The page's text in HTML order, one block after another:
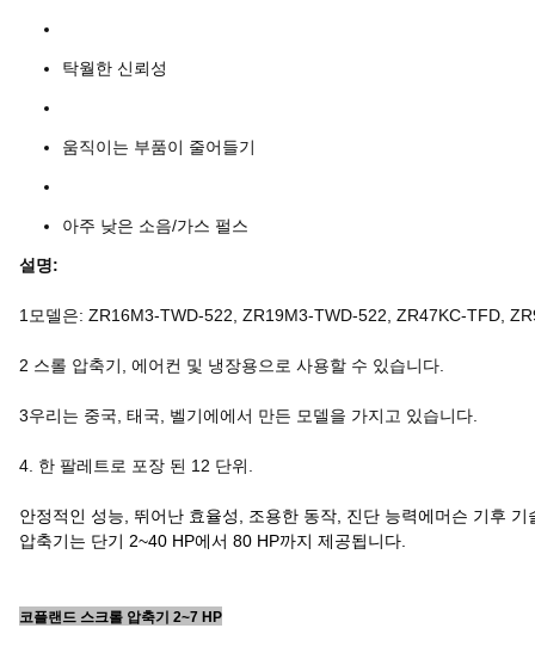
탁월한 신뢰성
움직이는 부품이 줄어들기
아주 낮은 소음/가스 펄스
설명:
1모델은: ZR16M3-TWD-522, ZR19M3-TWD-522, ZR47KC-TFD,
2 스롤 압축기, 에어컨 및 냉장용으로 사용할 수 있습니다.
3우리는 중국, 태국, 벨기에에서 만든 모델을 가지고 있습니다.
4. 한 팔레트로 포장 된 12 단위.
안정적인 성능, 뛰어난 효율성, 조용한 동작, 진단 능력에머슨 기후
압축기는 단기 2~40 HP에서 80 HP까지 제공됩니다.
코플랜드 스크롤 압축기 2~7 HP